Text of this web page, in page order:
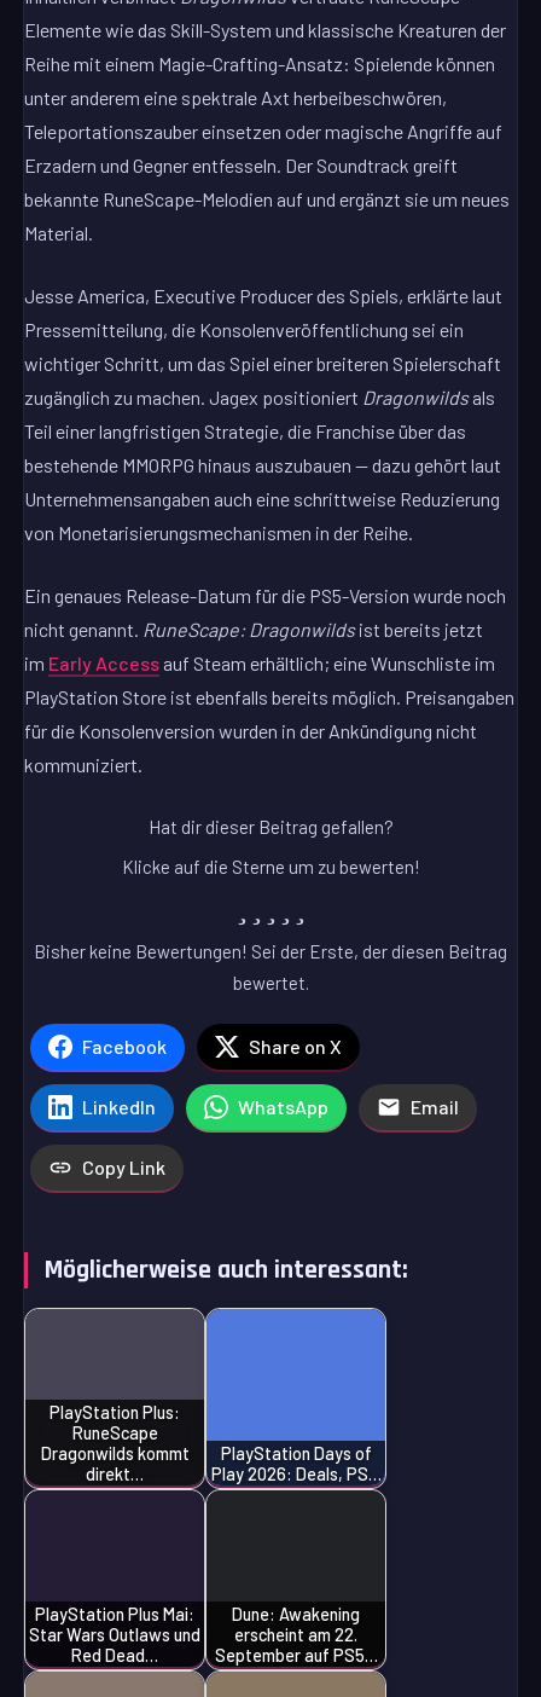
Elemente wie das Skill-System und klassische Kreaturen der
Reihe mit einem Magie-Crafting-Ansatz: Spielende können
unter anderem eine spektrale Axt herbeibeschwören,
Teleportationszauber einsetzen oder magische Angriffe auf
Erzadern und Gegner entfesseln. Der Soundtrack greift
bekannte RuneScape-Melodien auf und ergänzt sie um neues
Material.
Jesse America, Executive Producer des Spiels, erklärte laut
Pressemitteilung, die Konsolenveröffentlichung sei ein
wichtiger Schritt, um das Spiel einer breiteren Spielerschaft
zugänglich zu machen. Jagex positioniert Dragonwildsals
Teil einer langfristigen Strategie, die Franchise über das
bestehende MMORPG hinaus auszubauen — dazu gehört laut
Unternehmensangaben auch eine schrittweise Reduzierung
von Monetarisierungsmechanismen in der Reihe.
Ein genaues Release-Datum für die PS5-Version wurde noch
nicht genannt. RuneScape: Dragonwildsist bereits jetzt
im Early Access auf Steam erhältlich; eine Wunschliste im
PlayStation Store ist ebenfalls bereits möglich. Preisangaben
für die Konsolenversion wurden in der Ankündigung nicht
kommuniziert.
Hat dir dieser Beitrag gefallen?
Klicke auf die Sterne um zu bewerten!
Bisher keine Bewertungen! Sei der Erste, der diesen Beitrag
bewertet.
Facebook Share on X
LinkedIn WhatsApp Email
Copy Link
Möglicherweise auch interessant:
PlayStation Plus:
RuneScape
Dragonwilds kommt
direkt…
PlayStation Days of
Play 2026: Deals, PS…
PlayStation Plus Mai:
Star Wars Outlaws und
Red Dead…
Dune: Awakening
erscheint am 22.
September auf PS5…